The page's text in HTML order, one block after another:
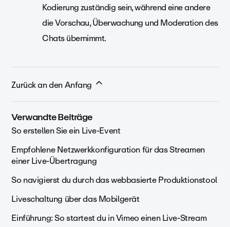
Kodierung zuständig sein, während eine andere
die Vorschau, Überwachung und Moderation des
Chats übernimmt.
Zurück an den Anfang
Verwandte Beiträge
So erstellen Sie ein Live-Event
Empfohlene Netzwerkkonfiguration für das Streamen
einer Live-Übertragung
So navigierst du durch das webbasierte Produktionstool
Liveschaltung über das Mobilgerät
Einführung: So startest du in Vimeo einen Live-Stream